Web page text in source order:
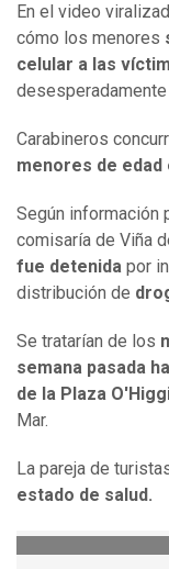
En el video
cómo los menores
celular a las
Carabineros
menores de edad
Según información
comisaría de Viña
fue detenida por
distribución de
Se tratarían de los
semana pasada
de la Plaza
Mar.
La pareja de
estado de salud.